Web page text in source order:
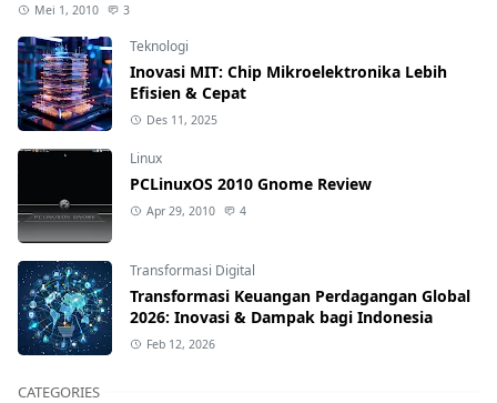
Mei 1, 2010 3
Teknologi
Inovasi MIT: Chip Mikroelektronika Lebih
Efisien & Cepat
Des 11, 2025
Linux
PCLinuxOS 2010 Gnome Review
Apr 29, 2010 4
Transformasi Digital
Transformasi Keuangan Perdagangan Global
2026: Inovasi & Dampak bagi Indonesia
Feb 12, 2026
CATEGORIES